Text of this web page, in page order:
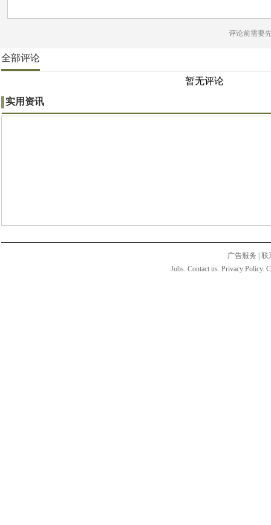
评论前需要
全部评论
暂无评论
实用资讯
广告服务
联
Jobs. Contact us. Privacy Policy.